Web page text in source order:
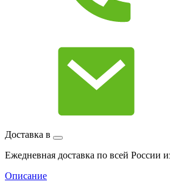
Доставка в
Ежедневная доставка по всей России
Описание